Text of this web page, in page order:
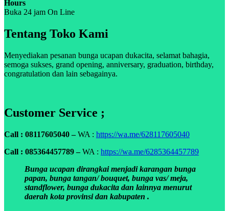
Hours
Buka 24 jam On Line
Tentang Toko Kami
Menyediakan pesanan bunga ucapan dukacita, selamat bahagia,
semoga sukses, grand opening, anniversary, graduation, birthday,
congratulation dan lain sebagainya.
Customer Service ;
Call : 08117605040 –WA : https://wa.me/628117605040
Call : 085364457789 –WA : https://wa.me/6285364457789
Bunga ucapan dirangkai menjadi karangan bunga
papan, bunga tangan/ bouquet, bunga vas/ meja,
standflower, bunga dukacita dan lainnya menurut
daerah kota provinsi dan kabupaten .